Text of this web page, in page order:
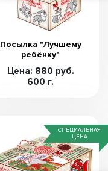
Посылка "Лучшему
ребёнку"
Цена: 880 руб.
600 г.
СПЕЦИАЛЬНАЯ
ЦЕНА